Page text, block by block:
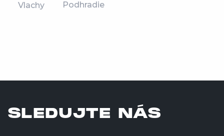
Vlachy
Podhradie
SLEDUJTE NÁS